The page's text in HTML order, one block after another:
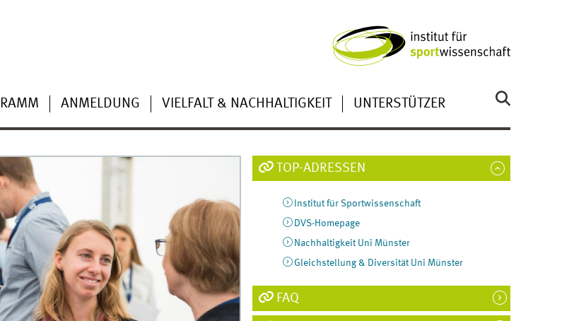
ANMELDUNG VIELFALT & NACHHALTIGKEIT UNTERSTÜTZER
TOP-ADRESSEN
Institut für Sportwissenschaft
DVS-Homepage
Nachhaltigkeit Uni Münster
Gleichstellung & Diversität Uni Münster
FAQ